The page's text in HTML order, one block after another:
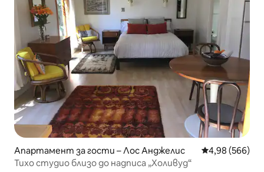
Апартамент за гости – Лос Анджелис Средна
4,98 (566)
Тихо студио близо до надписа „Холивуд“